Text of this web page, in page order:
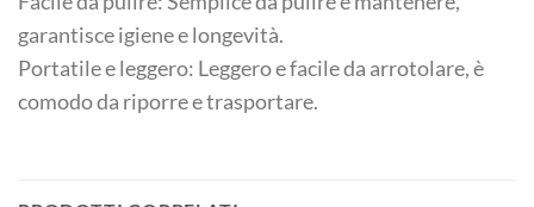
garantisce igiene e longevità.
Portatile e leggero: Leggero e facile da arrotolare, è
comodo da riporre e trasportare.